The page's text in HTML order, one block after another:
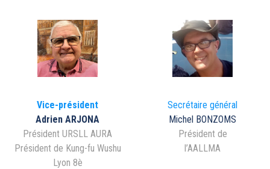
Vice-président
Adrien ARJONA
Président URSLL AURA
Président de Kung-fu Wushu
Lyon 8è
Secrétaire général
Michel BONZOMS
Président de
l’AALLMA